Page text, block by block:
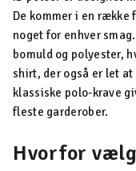
De kommer i en række
noget for enhver
bomuld og polyester,
shirt, der også er let
klassiske polo-krave
fleste garderober.
Hvorfor